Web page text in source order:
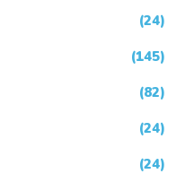
(24)
(145)
(82)
(24)
(24)